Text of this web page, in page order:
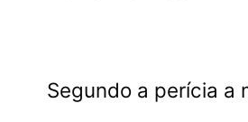
Segundo a perícia a